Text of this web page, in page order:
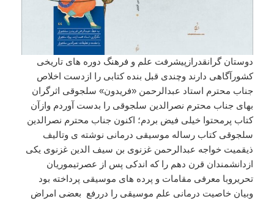
دوستان گرانقدرازپیشرفت علم و فرهنگ دوره های تاریخی
کشورآگاهی دارند وچندی قبل بنده کتابی را ازدست اخلاص
جناب محترم استاد عبدالرحمن «فریدون» سلجوقی اثرگران
بهای جناب محترم نصرالدین سلجوقی را بدست آوردم وازآن
کتاب پرمحتوا خیلی فیض بردم؛ اکنون جناب محترم نصرالدین
سلجوقی کتاب رساله موسیقی درمانی نوشته ی وتالیف
ذیقمیت خواجه عبدالرحمن غزنوی بن سیف الدین غزنوی یکی
ازدانشمندان قرن دهم را که اندکی پس از عصرتیموریان
تحریروبا معرفی مقامات و پرده های موسیقی پرداخته بود
وبیان خاصیت درمانی علم موسیقی را دررفع بعضی امراض